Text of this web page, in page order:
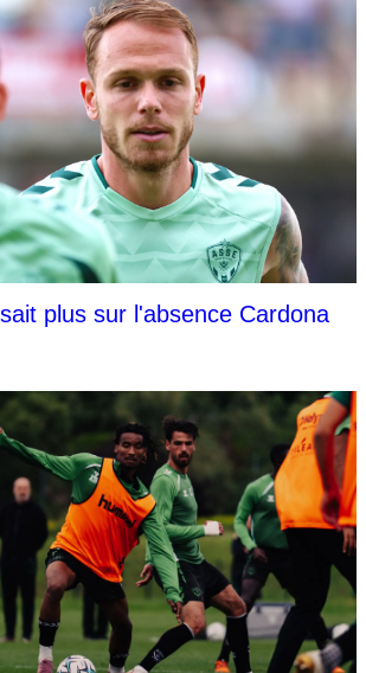
plus sur l'absence Cardona